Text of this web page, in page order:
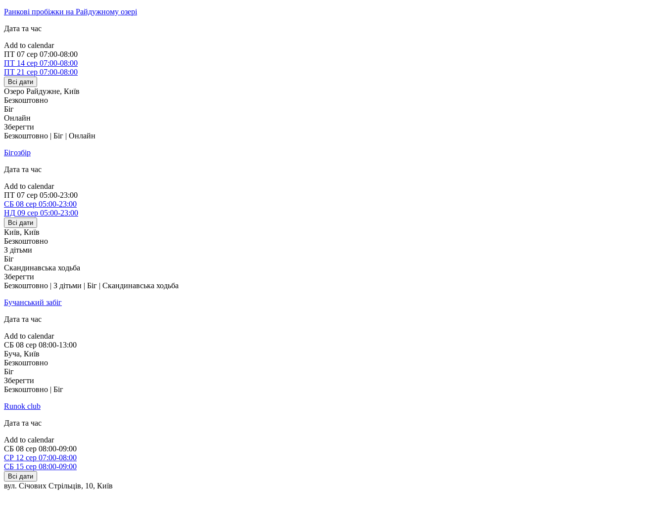
Ранкові пробіжки на Райдужному озері
Дата та час
Add to calendar
ПТ 07 сер 07:00-08:00
ПТ 14 сер 07:00-08:00
ПТ 21 сер 07:00-08:00
Всі дати
Озеро Райдужне, Київ
Безкоштовно
Біг
Онлайн
Зберегти
Безкоштовно | Біг | Онлайн
Бігозбір
Дата та час
Add to calendar
ПТ 07 сер 05:00-23:00
СБ 08 сер 05:00-23:00
НД 09 сер 05:00-23:00
Всі дати
Київ, Київ
Безкоштовно
З дітьми
Біг
Скандинавська ходьба
Зберегти
Безкоштовно | З дітьми | Біг | Скандинавська ходьба
Бучанський забіг
Дата та час
Add to calendar
СБ 08 сер 08:00-13:00
Буча, Київ
Безкоштовно
Біг
Зберегти
Безкоштовно | Біг
Runok club
Дата та час
Add to calendar
СБ 08 сер 08:00-09:00
СР 12 сер 07:00-08:00
СБ 15 сер 08:00-09:00
Всі дати
вул. Січових Стрільців, 10, Київ